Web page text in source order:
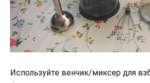
Используйте венчик/миксер для